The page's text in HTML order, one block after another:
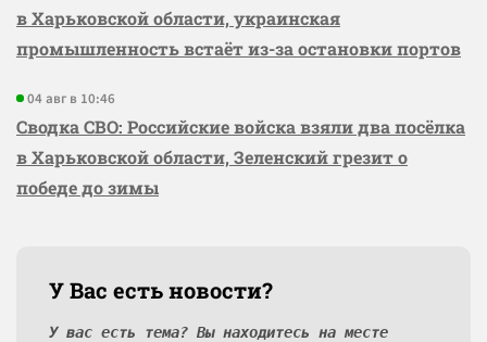
в Харьковской области, украинская
промышленность встаёт из-за остановки портов
04 авг в 10:46
Сводка СВО: Российские войска взяли два посёлка
в Харьковской области, Зеленский грезит о
победе до зимы
У Вас есть новости?
У вас есть тема? Вы находитесь на месте